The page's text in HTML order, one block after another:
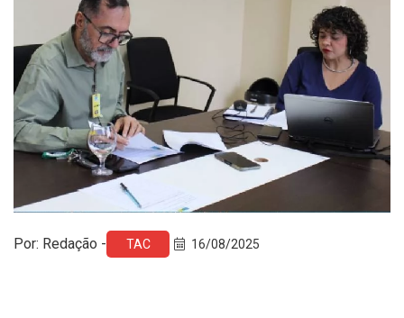
Por: Redação - TAC 16/08/2025